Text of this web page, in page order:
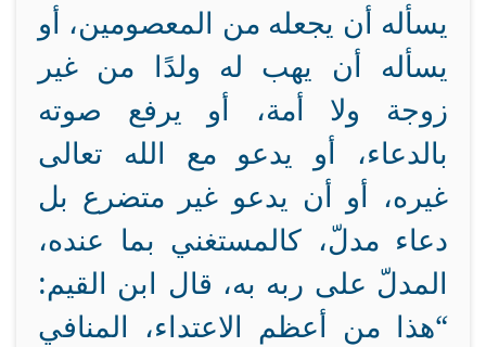
يسأله أن يجعله من المعصومين، أو
يسأله أن يهب له ولدًا من غير
زوجة ولا أمة، أو يرفع صوته
بالدعاء، أو يدعو مع الله تعالى
غيره، أو أن يدعو غير متضرع بل
دعاء مدلّ، كالمستغني بما عنده،
المدلّ على ربه به، قال ابن القيم:
“هذا من أعظم الاعتداء، المنافي